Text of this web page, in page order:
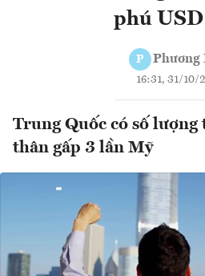
phú
P Phương
16:31, 31/10/
Trung Quốc có số
thân gấp 3 lần Mỹ